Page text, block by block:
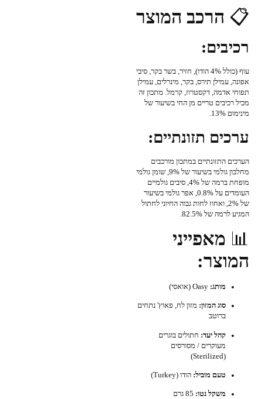
📋 הרכב המוצר
רכיבים:
עוף (כולל 4% הודו), חזיר, בשר בקר, סיבי
אפונה, עמילן תירס, בקר, מינרלים, עמילן
תפוחי אדמה, דקסטרוז, קרמל. מתכון זה
מכיל רכיבים טריים מן החי בשיעור של
מינימום 13%.
ערכים תזונתיים:
הערכים התזונתיים במתכון מורכבים
מחלבון גולמי בשיעור של 9%, שומן גולמי
מופחת ברמה של 4%, סיבים גולמיים
העומדים על 0.8%, אפר גולמי בשיעור
של 2%, ואחוז לחות גבוה החיוני לחתול
המגיע לרמה של 82.5%.
📊 מאפייני
המוצר:
מותג: Oasy (אואסי)
סוג המזון: מזון לח, פאוץ' נתחים
ברוטב
קהל יעד: חתולים בוגרים
מעוקרים / מסורסים
(Sterilized)
טעם מוביל: הודו (Turkey)
משקל נטו: